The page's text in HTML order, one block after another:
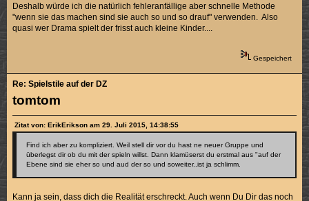
Deshalb würde ich die natürlich fehleranfällige aber schnelle Methode
"wenn sie das machen sind sie auch so und so drauf" verwenden. Also
quasi wer Drama spielt der frisst auch kleine Kinder....
Gespeichert
tomtom
Re: Spielstile auf der DZ
Zitat von: ErikErikson am 29. Juli 2015, 14:38:55
Find ich aber zu kompliziert. Weil stell dir vor du hast ne neuer Gruppe und
überlegst dir ob du mit der spieln willst. Dann klamüserst du erstmal aus "auf der
Ebene sind sie eher so und aud der so und soweiter..ist ja schlimm.
Kann ja sein, dass dich die Realität erschreckt. Auch wenn Du Dir das noch